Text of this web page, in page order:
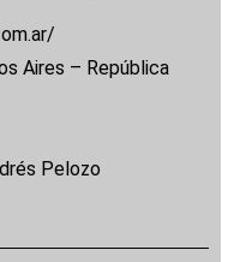
Aires – República
Pelozo